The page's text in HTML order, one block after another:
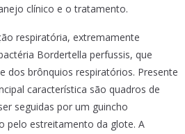
clínico e o tratamento.
respiratória, extremamente
Bordertella perfussis, que
dos brônquios respiratórios. Presente
característica são quadros de
seguidas por um guincho
pelo estreitamento da glote. A